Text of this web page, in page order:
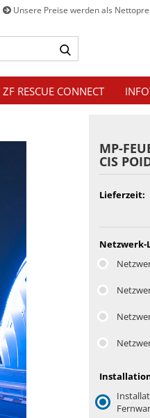
Unsere Preise werden als
ZF RESCUE CONNECT
MP-​
CIS
Lieferzeit:
Netzwerk-